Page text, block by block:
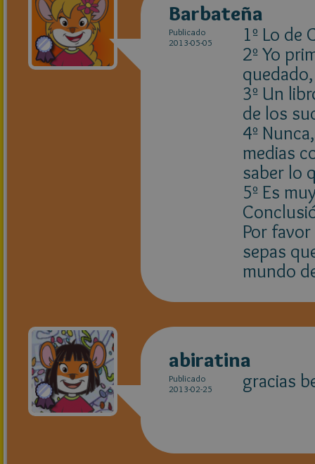
Barbateña
Publicado
2013-05-05
1º Lo de
2º Yo
3º Un
de los
4º
medias
saber lo
5º Es
Por
sepas
mundo
abiratina
Publicado
2013-02-25
gracias